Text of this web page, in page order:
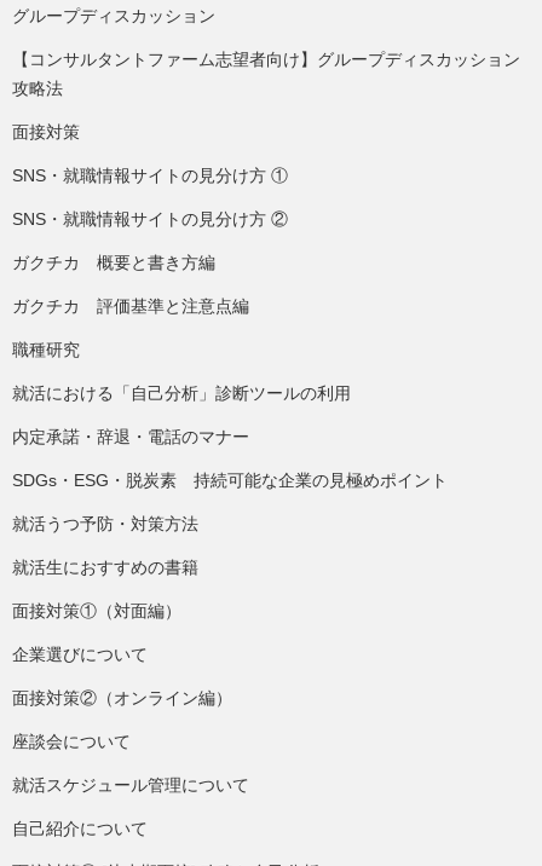
グループディスカッション
【コンサルタントファーム志望者向け】グループディスカッション
攻略法
面接対策
SNS・就職情報サイトの見分け方 ①
SNS・就職情報サイトの見分け方 ②
ガクチカ 概要と書き方編
ガクチカ 評価基準と注意点編
職種研究
就活における「自己分析」診断ツールの利用
内定承諾・辞退・電話のマナー
SDGs・ESG・脱炭素 持続可能な企業の見極めポイント
就活うつ予防・対策方法
就活生におすすめの書籍
面接対策①（対面編）
企業選びについて
面接対策②（オンライン編）
座談会について
就活スケジュール管理について
自己紹介について